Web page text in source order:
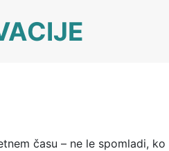
času – ne le spomladi,